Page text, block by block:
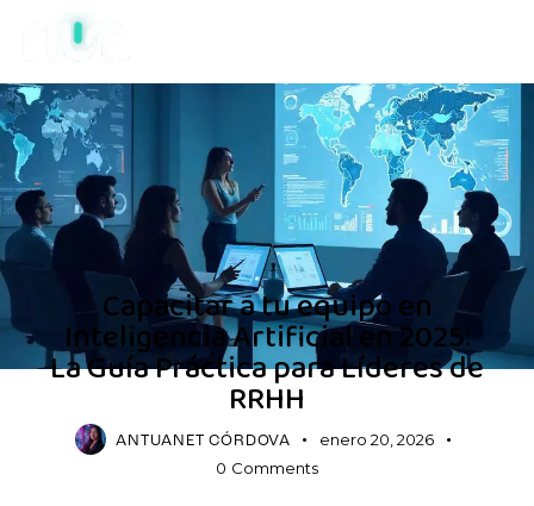
DEFAULT
Capacitar a tu equipo en
Inteligencia Artificial en 2025:
La Guía Práctica para Líderes de
RRHH
ANTUANET CÓRDOVA
enero 20, 2026
0 Comments